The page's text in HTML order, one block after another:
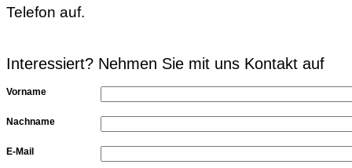
Telefon auf.
Interessiert? Nehmen Sie mit uns Kontakt auf
Vorname
Nachname
E-Mail